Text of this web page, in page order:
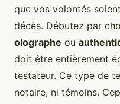
que vos volontés
décès. Débutez par
olographe ou
doit être entièrement
testateur. Ce type de
notaire, ni témoins.